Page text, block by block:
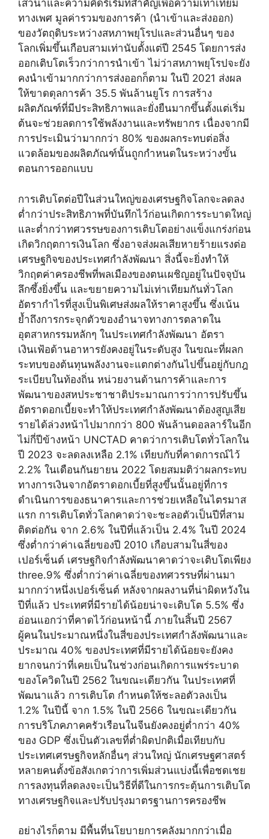
เสวนาและความคิดริเริ่มที่สำคัญเพื่อความเท่าเทียม
ทางเพศ มูลค่ารวมของการค้า (นำเข้าและส่งออก)
ของวัตถุดิบระหว่างสหภาพยุโรปและส่วนอื่นๆ ของ
โลกเพิ่มขึ้นเกือบสามเท่านับตั้งแต่ปี 2545 โดยการส่ง
ออกเติบโตเร็วกว่าการนำเข้า ไม่ว่าสหภาพยุโรปจะยัง
คงนำเข้ามากกว่าการส่งออกก็ตาม ในปี 2021 ส่งผล
ให้ขาดดุลการค้า 35.5 พันล้านยูโร การสร้าง
ผลิตภัณฑ์ที่มีประสิทธิภาพและยั่งยืนมากขึ้นตั้งแต่เริ่ม
ต้นจะช่วยลดการใช้พลังงานและทรัพยากร เนื่องจากมี
การประเมินว่ามากกว่า 80% ของผลกระทบต่อสิ่ง
แวดล้อมของผลิตภัณฑ์นั้นถูกกำหนดในระหว่างขั้น
ตอนการออกแบบ
การเติบโตต่อปีในส่วนใหญ่ของเศรษฐกิจโลกจะลดลง
ต่ำกว่าประสิทธิภาพที่บันทึกไว้ก่อนเกิดการระบาดใหญ่
และต่ำกว่าทศวรรษของการเติบโตอย่างแข็งแกร่งก่อน
เกิดวิกฤตการเงินโลก ซึ่งอาจส่งผลเสียหายร้ายแรงต่อ
เศรษฐกิจของประเทศกำลังพัฒนา สิ่งนี้จะยิ่งทำให้
วิกฤตค่าครองชีพที่พลเมืองของตนเผชิญอยู่ในปัจจุบัน
ลึกซึ้งยิ่งขึ้น และขยายความไม่เท่าเทียมกันทั่วโลก
อัตรากำไรที่สูงเป็นพิเศษส่งผลให้ราคาสูงขึ้น ซึ่งเน้น
ย้ำถึงการกระจุกตัวของอำนาจทางการตลาดใน
อุตสาหกรรมหลักๆ ในประเทศกำลังพัฒนา อัตรา
เงินเฟ้อด้านอาหารยังคงอยู่ในระดับสูง ในขณะที่ผลก
ระทบของต้นทุนพลังงานจะแตกต่างกันไปขึ้นอยู่กับกฎ
ระเบียบในท้องถิ่น หน่วยงานด้านการค้าและการ
พัฒนาของสหประชาชาติประมาณการว่าการปรับขึ้น
อัตราดอกเบี้ยจะทำให้ประเทศกำลังพัฒนาต้องสูญเสีย
รายได้ล่วงหน้าไปมากกว่า 800 พันล้านดอลลาร์ในอีก
ไม่กี่ปีข้างหน้า UNCTAD คาดว่าการเติบโตทั่วโลกใน
ปี 2023 จะลดลงเหลือ 2.1% เทียบกับที่คาดการณ์ไว้
2.2% ในเดือนกันยายน 2022 โดยสมมติว่าผลกระทบ
ทางการเงินจากอัตราดอกเบี้ยที่สูงขึ้นนั้นอยู่ที่การ
ดำเนินการของธนาคารและการช่วยเหลือในไตรมาส
แรก การเติบโตทั่วโลกคาดว่าจะชะลอตัวเป็นปีที่สาม
ติดต่อกัน จาก 2.6% ในปีที่แล้วเป็น 2.4% ในปี 2024
ซึ่งต่ำกว่าค่าเฉลี่ยของปี 2010 เกือบสามในสี่ของ
เปอร์เซ็นต์ เศรษฐกิจกำลังพัฒนาคาดว่าจะเติบโตเพียง
three.9% ซึ่งต่ำกว่าค่าเฉลี่ยของทศวรรษที่ผ่านมา
มากกว่าหนึ่งเปอร์เซ็นต์ หลังจากผลงานที่น่าผิดหวังใน
ปีที่แล้ว ประเทศที่มีรายได้น้อยน่าจะเติบโต 5.5% ซึ่ง
อ่อนแอกว่าที่คาดไว้ก่อนหน้านี้ ภายในสิ้นปี 2567
ผู้คนในประมาณหนึ่งในสี่ของประเทศกำลังพัฒนาและ
ประมาณ 40% ของประเทศที่มีรายได้น้อยจะยังคง
ยากจนกว่าที่เคยเป็นในช่วงก่อนเกิดการแพร่ระบาด
ของโควิดในปี 2562 ในขณะเดียวกัน ในประเทศที่
พัฒนาแล้ว การเติบโต กำหนดให้ชะลอตัวลงเป็น
1.2% ในปีนี้ จาก 1.5% ในปี 2566 ในขณะเดียวกัน
การบริโภคภาคครัวเรือนในจีนยังคงอยู่ต่ำกว่า 40%
ของ GDP ซึ่งเป็นตัวเลขที่ต่ำผิดปกติเมื่อเทียบกับ
ประเทศเศรษฐกิจหลักอื่นๆ ส่วนใหญ่ นักเศรษฐศาสตร์
หลายคนตั้งข้อสังเกตว่าการเพิ่มส่วนแบ่งนี้เพื่อชดเชย
การลงทุนที่ลดลงจะเป็นวิธีที่ดีในการกระตุ้นการเติบโต
ทางเศรษฐกิจและปรับปรุงมาตรฐานการครองชีพ
อย่างไรก็ตาม มีพื้นที่นโยบายการคลังมากกว่าเมื่อ